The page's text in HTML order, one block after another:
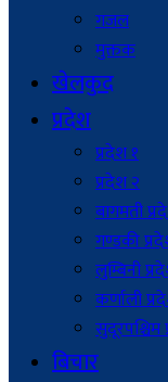
गजल
मुक्तक
खेलकुद
प्रदेश
प्रदेश १
प्रदेश २
बागमती
गण्डकी
लुम्बिनी
कर्णाली
सुदूरपश्चिम
बिचार